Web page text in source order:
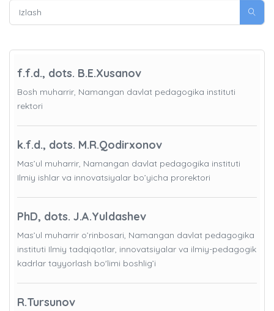
f.f.d., dots. B.E.Xusanov
Bosh muharrir, Namangan davlat pedagogika instituti
rektori
k.f.d., dots. M.R.Qodirxonov
Mas’ul muharrir, Namangan davlat pedagogika instituti
Ilmiy ishlar va innovatsiyalar bo’yicha prorektori
PhD, dots. J.A.Yuldashev
Mas’ul muharrir o’rinbosari, Namangan davlat pedagogika
instituti Ilmiy tadqiqotlar, innovatsiyalar va ilmiy-pedagogik
kadrlar tayyorlash bo'limi boshlig’i
R.Tursunov